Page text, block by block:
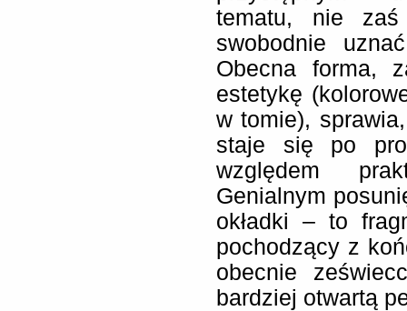
tematu, nie
swobodnie
Obecna forma,
estetykę
w tomie),
staje się po
względem
Genialnym
okładki – to
pochodzący z
obecnie
bardziej otwartą